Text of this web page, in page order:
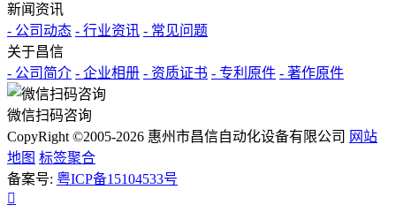
新闻资讯
- 公司动态 - 行业资讯 - 常见问题
关于昌信
- 公司简介 - 企业相册 - 资质证书 - 专利原件 - 著作原件
微信扫码咨询
CopyRight ©2005-2026 惠州市昌信自动化设备有限公司 网站
地图 标签聚合
备案号: 粤ICP备15104533号
